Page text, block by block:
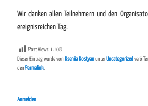
Wir danken allen Teilnehmern und den
ereignisreichen Tag.
Post Views:1.108
Dieser Eintrag wurde von Kseniia KostyanunterUncategorized
denPermalink
Anmelden